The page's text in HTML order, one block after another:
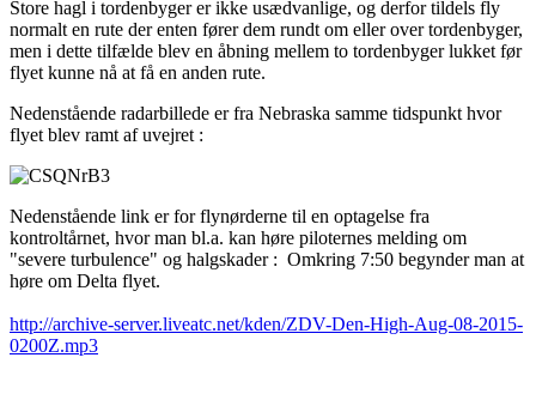
Store hagl i tordenbyger er ikke usædvanlige, og derfor tildels fly
normalt en rute der enten fører dem rundt om eller over tordenbyger,
men i dette tilfælde blev en åbning mellem to tordenbyger lukket før
flyet kunne nå at få en anden rute.
Nedenstående radarbillede er fra Nebraska samme tidspunkt hvor
flyet blev ramt af uvejret :
Nedenstående link er for flynørderne til en optagelse fra
kontroltårnet, hvor man bl.a. kan høre piloternes melding om
"severe turbulence" og halgskader : Omkring 7:50 begynder man at
høre om Delta flyet.
http://archive-server.liveatc.net/kden/ZDV-Den-High-Aug-08-2015-
0200Z.mp3